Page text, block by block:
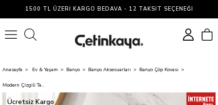
1500 TL ÜZERI KARGO BEDAVA - 12 TAKSIT SEÇENEĞI
Anasayfa Ev & Yaşam Banyo Banyo Aksesuarları Banyo Çöp Kovası
Modern Çizgili Tasarımlı Click Kapaklı – Şık Ve Kompakt Banyo Çöp Kovası
Ücretsiz Kargo